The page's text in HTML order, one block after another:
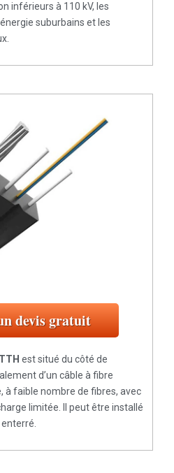
inférieurs à 110 kV, les
suburbains et les
devis gratuit
est situé du côté de
d’un câble à fibre
à faible nombre de fibres, avec
limitée. Il peut être installé